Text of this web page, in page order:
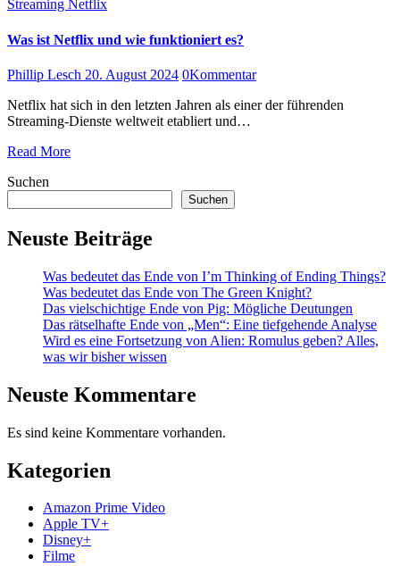
Streaming Netflix
Was ist Netflix und wie funktioniert es?
Phillip Lesch 20. August 2024 0Kommentar
Netflix hat sich in den letzten Jahren als einer der führenden
Streaming-Dienste weltweit etabliert und…
Read More
Suchen
Suchen
Neuste Beiträge
Was bedeutet das Ende von I’m Thinking of Ending Things?
Was bedeutet das Ende von The Green Knight?
Das vielschichtige Ende von Pig: Mögliche Deutungen
Das rätselhafte Ende von „Men“: Eine tiefgehende Analyse
Wird es eine Fortsetzung von Alien: Romulus geben? Alles,
was wir bisher wissen
Neuste Kommentare
Es sind keine Kommentare vorhanden.
Kategorien
Amazon Prime Video
Apple TV+
Disney+
Filme